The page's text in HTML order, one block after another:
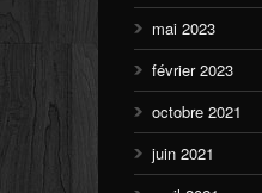
mai 2023
février 2023
octobre 2021
juin 2021